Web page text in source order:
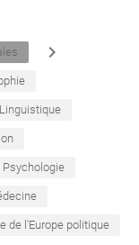
navigate_next
Linguistique
Psychologie
de l'Europe politique